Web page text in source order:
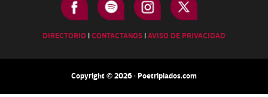
DIRECTORIO |CONTACTANOS |AVISO DE PRIVACIDAD
Copyright © 2026 · Poetripiados.com